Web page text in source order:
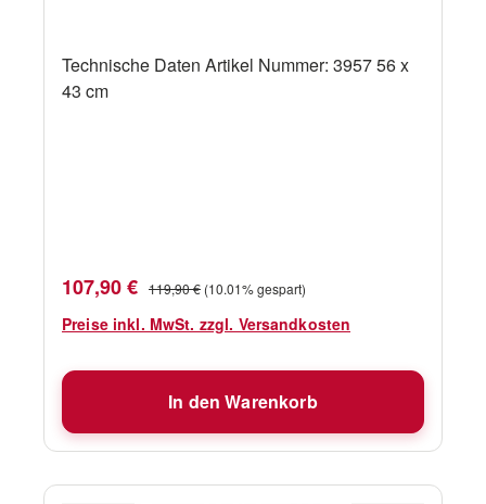
Technische Daten Artikel Nummer: 3957 56 x
43 cm
Verkaufspreis:
107,90 € Regulärer Preis:
119,90 € (10.01% gespart)
Preise inkl. MwSt. zzgl. Versandkosten
In den Warenkorb